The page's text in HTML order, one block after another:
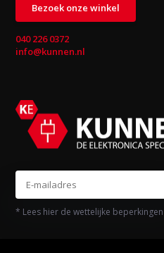
Bezoek onze winkel
040 226 0372
info@kunnen.nl
* Lees hier de wettelijke beperkingen